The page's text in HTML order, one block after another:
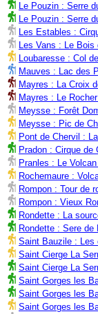
Le Pouzin : Serre
Le Pouzin : Serre
Les Estables :
Les Vans : Le Bois
Loubaresse : Col
Mauves : Lac des
Mayres : La Croix
Mayres : Le
Meysse : Forêt
Meysse : Pic de
Pont de Chervil :
Pradon : Cirque de
Pranles : Le
Rochemaure :
Rompon : Tour de
Rompon : Vieux
Rondette : La
Rondette : Sere de
Saint Bauzile : Les
Saint Cierge La
Saint Cierge La
Saint Gorges les
Saint Gorges les
Saint Gorges les